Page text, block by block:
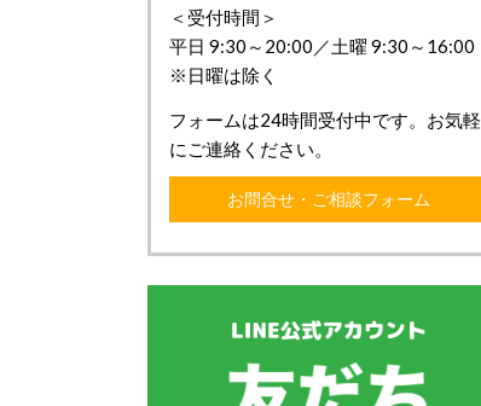
＜受付時間＞
平日 9:30～20:00／土曜 9:30～16:00
※日曜は除く
フォームは24時間受付中です。お気軽
にご連絡ください。
お問合せ・ご相談フォーム